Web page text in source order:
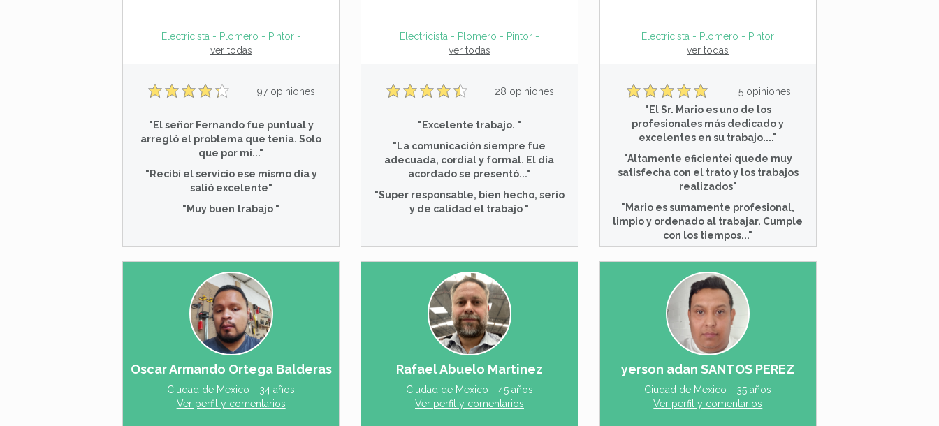
Electricista - Plomero - Pintor - Arreglos generales - Gasista
ver todas
97 opiniones
"El señor Fernando fue puntual y
arregló el problema que tenía. Solo
que por mi..."
"Recibí el servicio ese mismo día y
salió excelente"
"Muy buen trabajo "
Electricista - Plomero - Pintor - Service Aire acondicionado - Arreglos generales
ver todas
28 opiniones
"Excelente trabajo. "
"La comunicación siempre fue
adecuada, cordial y formal. El día
acordado se presentó..."
"Super responsable, bien hecho, serio
y de calidad el trabajo "
Electricista - Plomero - Pintor
ver todas
5 opiniones
"El Sr. Mario es uno de los
profesionales más dedicado y
excelentes en su trabajo...."
"Altamente eficiente¡ quede muy
satisfecha con el trato y los trabajos
realizados"
"Mario es sumamente profesional,
limpio y ordenado al trabajar. Cumple
con los tiempos..."
Oscar Armando Ortega Balderas
Ciudad de Mexico - 34 años
Ver perfil y comentarios
Rafael Abuelo Martinez
Ciudad de Mexico - 45 años
Ver perfil y comentarios
yerson adan SANTOS PEREZ
Ciudad de Mexico - 35 años
Ver perfil y comentarios